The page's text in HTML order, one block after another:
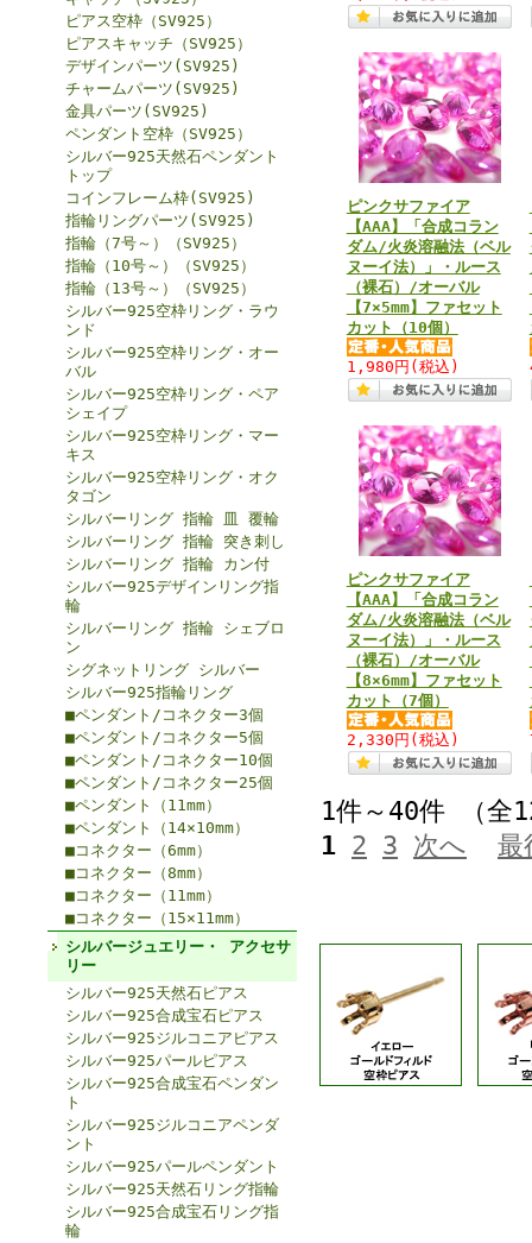
ピアス空枠（SV925）
ピアスキャッチ（SV925）
デザインパーツ(SV925)
チャームパーツ(SV925)
金具パーツ(SV925)
ペンダント空枠（SV925）
シルバー925天然石ペンダント
トップ
コインフレーム枠(SV925)
指輪リングパーツ(SV925)
指輪（7号～）（SV925）
指輪（10号～）（SV925）
指輪（13号～）（SV925）
シルバー925空枠リング・ラウ
ンド
シルバー925空枠リング・オー
バル
シルバー925空枠リング・ペア
シェイプ
シルバー925空枠リング・マー
キス
シルバー925空枠リング・オク
タゴン
シルバーリング 指輪 皿 覆輪
シルバーリング 指輪 突き刺し
シルバーリング 指輪 カン付
シルバー925デザインリング指
輪
シルバーリング 指輪 シェブロ
ン
シグネットリング シルバー
シルバー925指輪リング
■ペンダント/コネクター3個
■ペンダント/コネクター5個
■ペンダント/コネクター10個
■ペンダント/コネクター25個
■ペンダント（11mm）
■ペンダント（14×10mm）
■コネクター（6mm）
■コネクター（8mm）
■コネクター（11mm）
■コネクター（15×11mm）
シルバージュエリー・ アクセサ
リー
シルバー925天然石ピアス
シルバー925合成宝石ピアス
シルバー925ジルコニアピアス
シルバー925パールピアス
シルバー925合成宝石ペンダン
ト
シルバー925ジルコニアペンダ
ント
シルバー925パールペンダント
シルバー925天然石リング指輪
シルバー925合成宝石リング指
輪
ピンクサファイア
【AAA】「合成コラン
ダム/火炎溶融法（ベル
ヌーイ法）」・ルース
（裸石）/オーバル
【7×5mm】ファセット
カット（10個）
1,980円 (税込)
ピンクサファイア
【AAA】「合成コラン
ダム/火炎溶融法（ベル
ヌーイ法）」・ルース
（裸石）/オーバル
【8×6mm】ファセット
カット（7個）
2,330円 (税込)
1件～40件 （
1 2 3 次へ 最